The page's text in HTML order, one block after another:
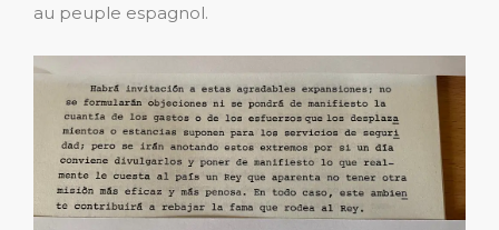
au peuple espagnol.